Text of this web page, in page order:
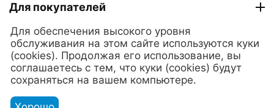
Для покупателей
ТГ "Модный Сезон"
© 2025 Lerian. Ювелирные украшения из золота и серебра
с жемчугом.
Для обеспечения высокого уровня
обслуживания на этом сайте используются куки
(cookies). Продолжая его использование, вы
соглашаетесь с тем, что куки (cookies) будут
сохраняться на вашем компьютере.